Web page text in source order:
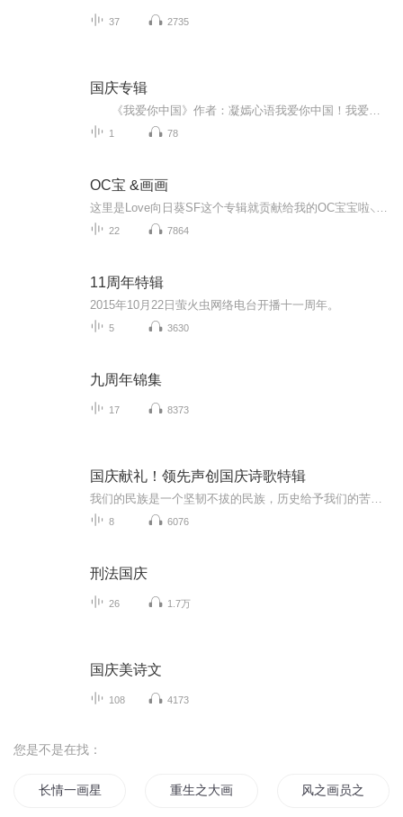
37 2735
国庆专辑
1 78
OC宝 &画画
22 7864
11周年特辑
2015年10月22日萤火虫网络电台开播十一周年。
5 3630
九周年锦集
17 8373
国庆献礼！领先声创国庆诗歌特辑
8 6076
刑法国庆
26 1.7万
国庆美诗文
108 4173
您是不是在找：
长情一画星月 重生之大画家 风之画员之风之子